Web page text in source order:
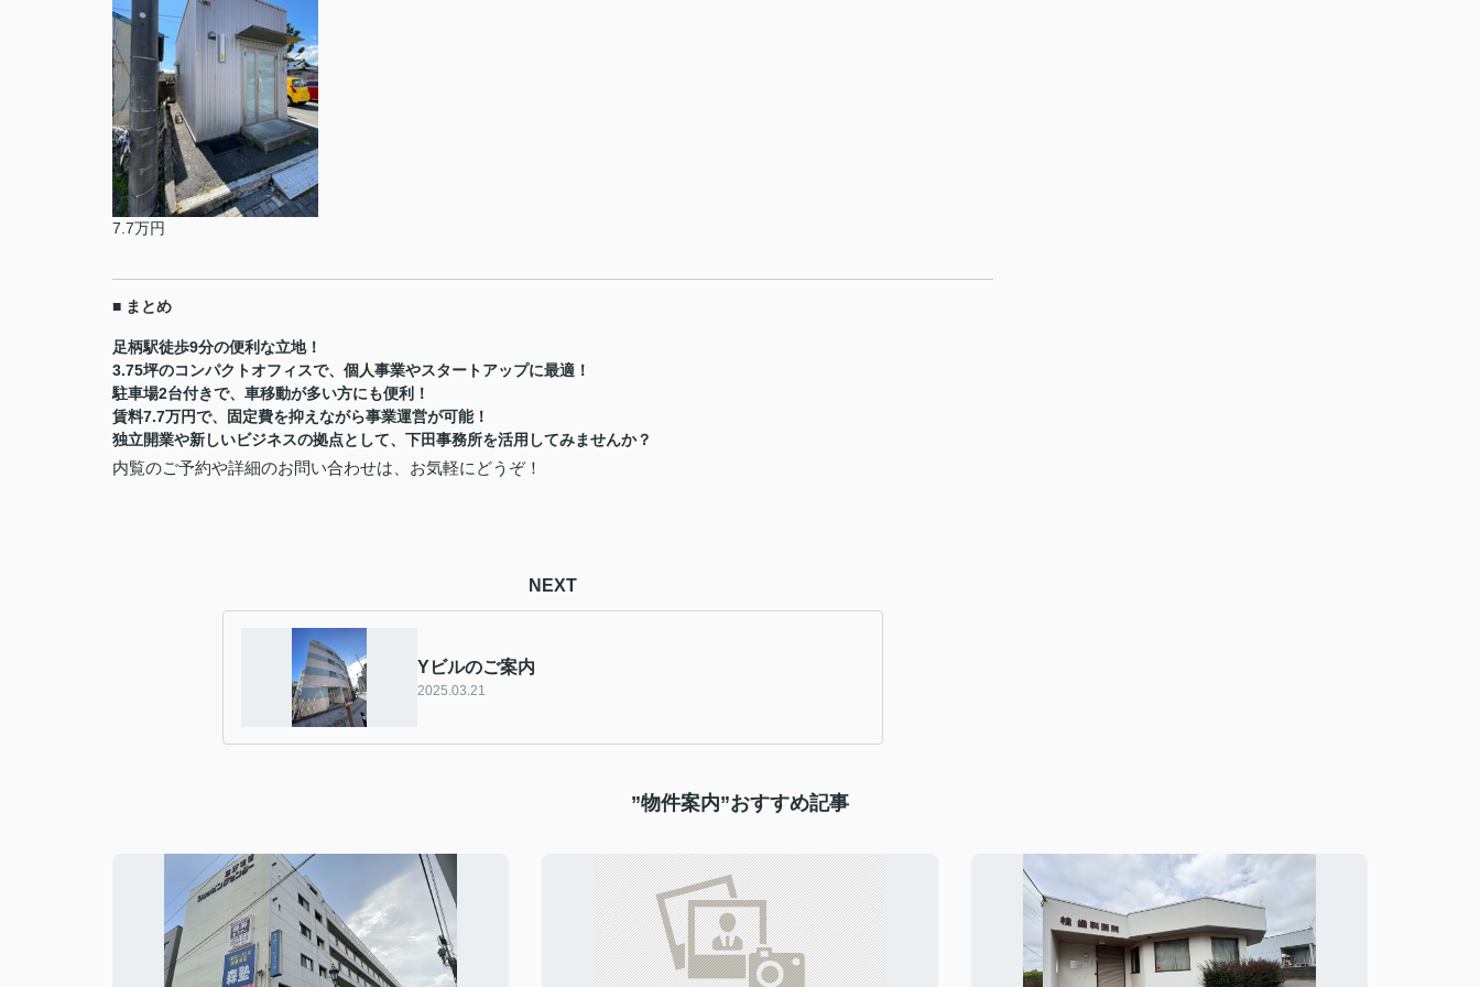
7.7万円
■ まとめ
足柄駅徒歩9分の便利な立地！
3.75坪のコンパクトオフィスで、個人事業やスタートアップに最適！
駐車場2台付きで、車移動が多い方にも便利！
賃料7.7万円で、固定費を抑えながら事業運営が可能！
独立開業や新しいビジネスの拠点として、下田事務所を活用してみませんか？
内覧のご予約や詳細のお問い合わせは、お気軽にどうぞ！
NEXT
Yビルのご案内
2025.03.21
”物件案内”おすすめ記事